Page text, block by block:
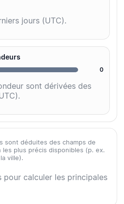
jours (UTC).
0
sont dérivées des
sont déduites des champs de
les plus précis disponibles (p. ex.
ville).
pour calculer les principales